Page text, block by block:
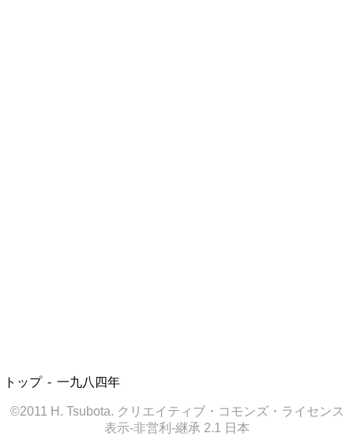
トップ 一九八四年
©2011 H. Tsubota. クリエイティブ・コモンズ・ライセンス
表示-非営利-継承 2.1 日本